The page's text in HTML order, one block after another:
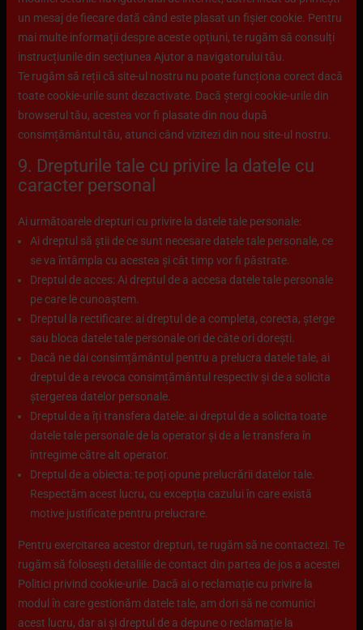
un mesaj de fiecare dată când este plasat un fișier cookie. Pentru
mai multe informații despre aceste opțiuni, te rugăm să consulți
instrucțiunile din secțiunea Ajutor a navigatorului tău.
Te rugăm să reții că site-ul nostru nu poate funcționa corect dacă
toate cookie-urile sunt dezactivate. Dacă ștergi cookie-urile din
browserul tău, acestea vor fi plasate din nou după
consimțământul tău, atunci când vizitezi din nou site-ul nostru.
9. Drepturile tale cu privire la datele cu
caracter personal
Ai următoarele drepturi cu privire la datele tale personale:
Ai dreptul să știi de ce sunt necesare datele tale personale, ce
se va întâmpla cu acestea și cât timp vor fi păstrate.
Dreptul de acces: Ai dreptul de a accesa datele tale personale
pe care le cunoaștem.
Dreptul la rectificare: ai dreptul de a completa, corecta, șterge
sau bloca datele tale personale ori de câte ori dorești.
Dacă ne dai consimțământul pentru a prelucra datele tale, ai
dreptul de a revoca consimțământul respectiv și de a solicita
ștergerea datelor personale.
Dreptul de a îți transfera datele: ai dreptul de a solicita toate
datele tale personale de la operator și de a le transfera în
întregime către alt operator.
Dreptul de a obiecta: te poți opune prelucrării datelor tale.
Respectăm acest lucru, cu excepția cazului în care există
motive justificate pentru prelucrare.
Pentru exercitarea acestor drepturi, te rugăm să ne contactezi. Te
rugăm să folosești detaliile de contact din partea de jos a acestei
Politici privind cookie-urile. Dacă ai o reclamație cu privire la
modul în care gestionăm datele tale, am dori să ne comunici
acest lucru, dar ai și dreptul de a depune o reclamație la